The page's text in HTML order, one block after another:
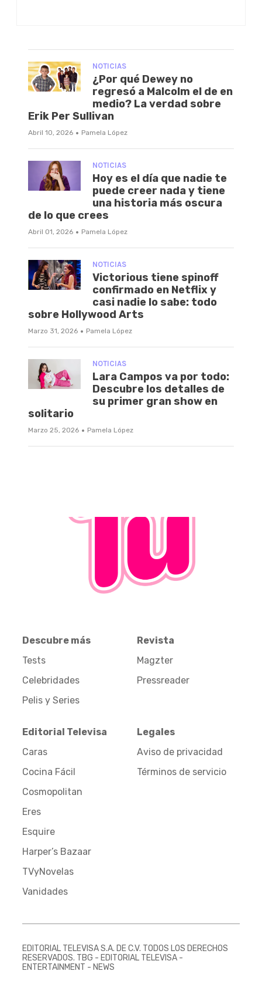
NOTICIAS
¿Por qué Dewey no
regresó a Malcolm el de en
medio? La verdad sobre
Erik Per Sullivan
Abril 10, 2026 · Pamela López
NOTICIAS
Hoy es el día que nadie te
puede creer nada y tiene
una historia más oscura
de lo que crees
Abril 01, 2026 · Pamela López
NOTICIAS
Victorious tiene spinoff
confirmado en Netflix y
casi nadie lo sabe: todo
sobre Hollywood Arts
Marzo 31, 2026 · Pamela López
NOTICIAS
Lara Campos va por todo:
Descubre los detalles de
su primer gran show en
solitario
Marzo 25, 2026 · Pamela López
Descubre más
Tests
Celebridades
Pelis y Series
Revista
Magzter
Pressreader
Editorial Televisa
Caras
Cocina Fácil
Cosmopolitan
Eres
Esquire
Harper’s Bazaar
TVyNovelas
Vanidades
Legales
Aviso de privacidad
Términos de servicio
EDITORIAL TELEVISA S.A. DE C.V. TODOS LOS DERECHOS
RESERVADOS. TBG - EDITORIAL TELEVISA -
ENTERTAINMENT - NEWS